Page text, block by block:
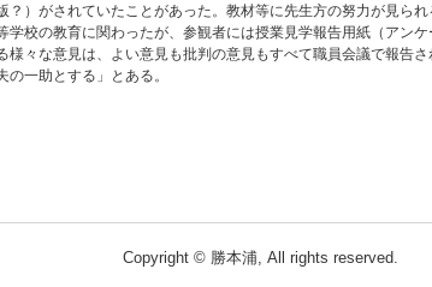
？）がされていたことがあった。教材等に先生方の努力が見ら
学校の教育に関わったが、参観者には授業見学報告用紙（アン
様々な意見は、よい意見も批判の意見もすべて職員会議で報告
一助とする」とある。
Copyright © 勝本浦, All rights reserved.